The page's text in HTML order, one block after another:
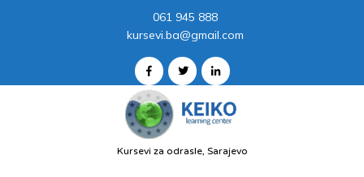
061 945 888
kursevi.ba@gmail.com
Kursevi za odrasle, Sarajevo